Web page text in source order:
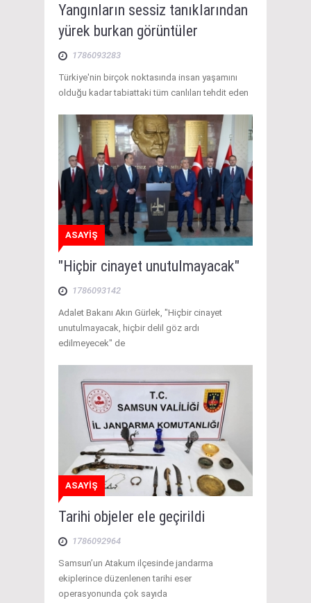
Yangınların sessiz tanıklarından
yürek burkan görüntüler
1786093283
Türkiye'nin birçok noktasında insan yaşamını
olduğu kadar tabiattaki tüm canlıları tehdit eden
ASAYİŞ
"Hiçbir cinayet unutulmayacak"
1786093142
Adalet Bakanı Akın Gürlek, "Hiçbir cinayet
unutulmayacak, hiçbir delil göz ardı
edilmeyecek" de
ASAYİŞ
Tarihi objeler ele geçirildi
1786092964
Samsun’un Atakum ilçesinde jandarma
ekiplerince düzenlenen tarihi eser
operasyonunda çok sayıda